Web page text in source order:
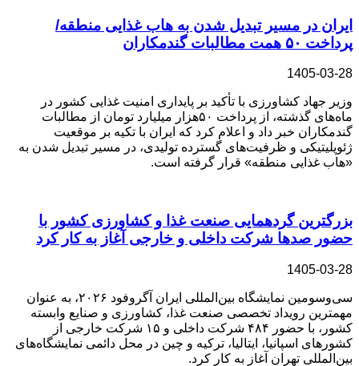
ایران در مسیر تبدیل شدن به هاب غذایی منطقه/
پرداخت ۵۰ همت مطالبات گندمکاران
1405-03-28
وزیر جهاد کشاورزی با تأکید بر پایداری امنیت غذایی کشور در
ماه‌های گذشته، از پرداخت ۵۰هزار میلیارد تومان از مطالبات
گندمکاران خبر داد و اعلام کرد که ایران با تکیه بر موقعیت
ژئوپلیتیکی و ظرفیت‌های گسترده تولیدی، در مسیر تبدیل شدن به
«هاب غذایی منطقه» قرار گرفته است.
بزرگترین گردهمایی صنعت غذا و کشاورزی کشور با
حضور صدها شرکت داخلی و خارجی آغاز به کار کرد
1405-03-28
سی‌وسومین نمایشگاه بین‌المللی ایران آگروفود ۲۰۲۶، به‌ عنوان
مهمترین رویداد تخصصی صنعت غذا، کشاورزی و صنایع وابسته
کشور، با حضور ۴۸۴ شرکت داخلی و ۱۵ شرکت خارجی از
کشورهای اسپانیا، ایتالیا، ترکیه و چین در محل دائمی نمایشگاه‌های
بین‌المللی تهران آغاز به کار کرد.